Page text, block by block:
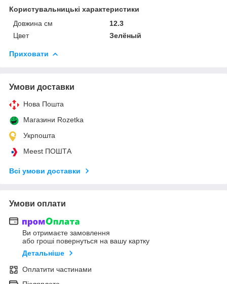
Користувальницькі характеристики
Довжина см
12.3
Цвет
Зелёный
Приховати
Умови доставки
Нова Пошта
Магазини Rozetka
Укрпошта
Meest ПОШТА
Всі умови доставки
Умови оплати
Ви отримаєте замовлення
або гроші повернуться на вашу картку
Детальніше
Оплатити частинами